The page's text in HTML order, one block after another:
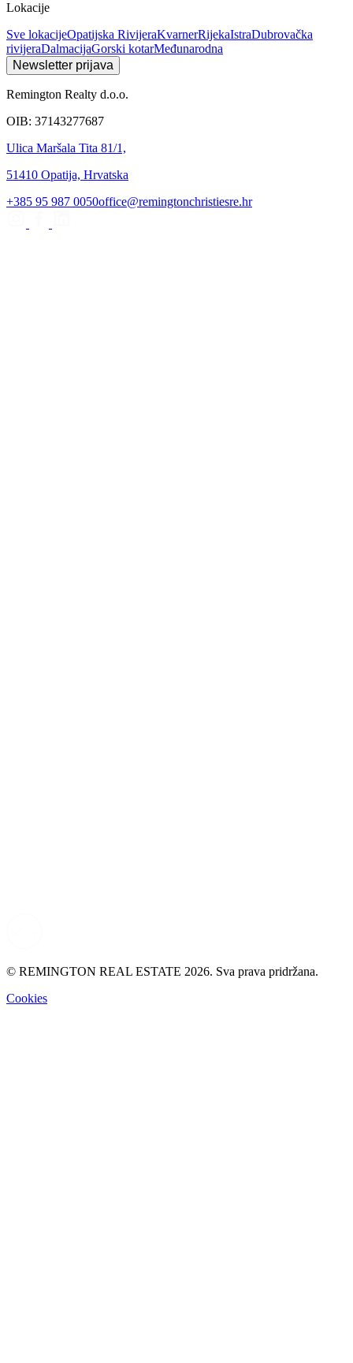
Lokacije
Sve lokacijeOpatijska RivijeraKvarnerRijekaIstraDubrovačka
rivijeraDalmacijaGorski kotarMeđunarodna
Newsletter prijava
Remington Realty d.o.o.
OIB: 37143277687
Ulica Maršala Tita 81/1,
51410 Opatija, Hrvatska
+385 95 987 0050office@remingtonchristiesre.hr
© REMINGTON REAL ESTATE 2026. Sva prava pridržana.
Cookies